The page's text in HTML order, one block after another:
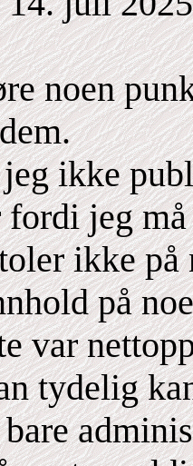
noen
ikke
fordi jeg
ikke
på
var
tydelig